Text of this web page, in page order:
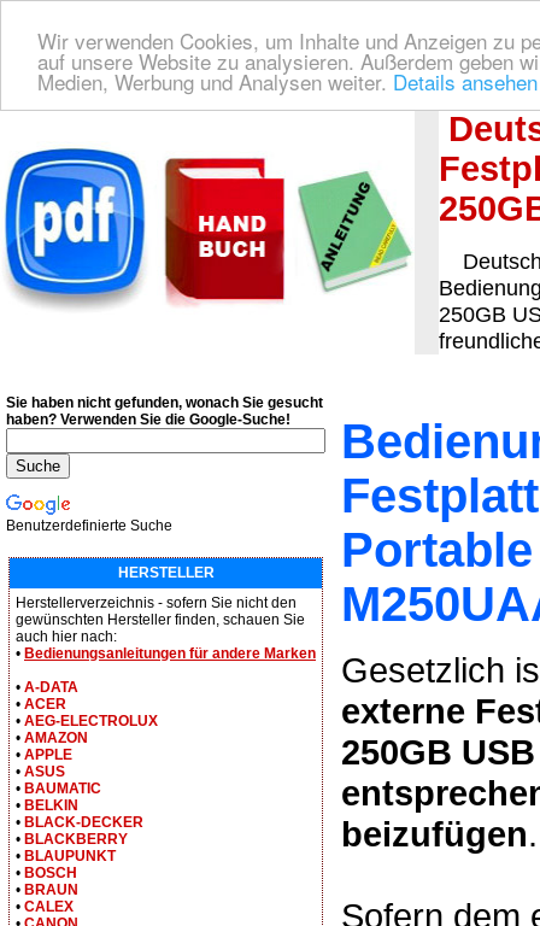
Wir verwenden Cookies, um Inhalte und Anzeigen zu
auf unsere Website zu analysieren. Außerdem geben
Medien, Werbung und Analysen weiter. Details ansehen
Deutsche Bedienungsanleitung Downloaden| Wir finden für Sie das deutsches
250GB
Gesetzlich
externe
250GB
beizufügen.
Sofern dem
Sie haben nicht gefunden, wonach Sie gesucht
haben? Verwenden Sie die Google-Suche!
Benutzerdefinierte Suche
HERSTELLER
Herstellerverzeichnis - sofern Sie nicht den
gewünschten Hersteller finden, schauen Sie
auch hier nach:
• Bedienungsanleitungen für andere Marken
• A-DATA
• ACER
• AEG-ELECTROLUX
• AMAZON
• APPLE
• ASUS
• BAUMATIC
• BELKIN
• BLACK-DECKER
• BLACKBERRY
• BLAUPUNKT
• BOSCH
• BRAUN
• CALEX